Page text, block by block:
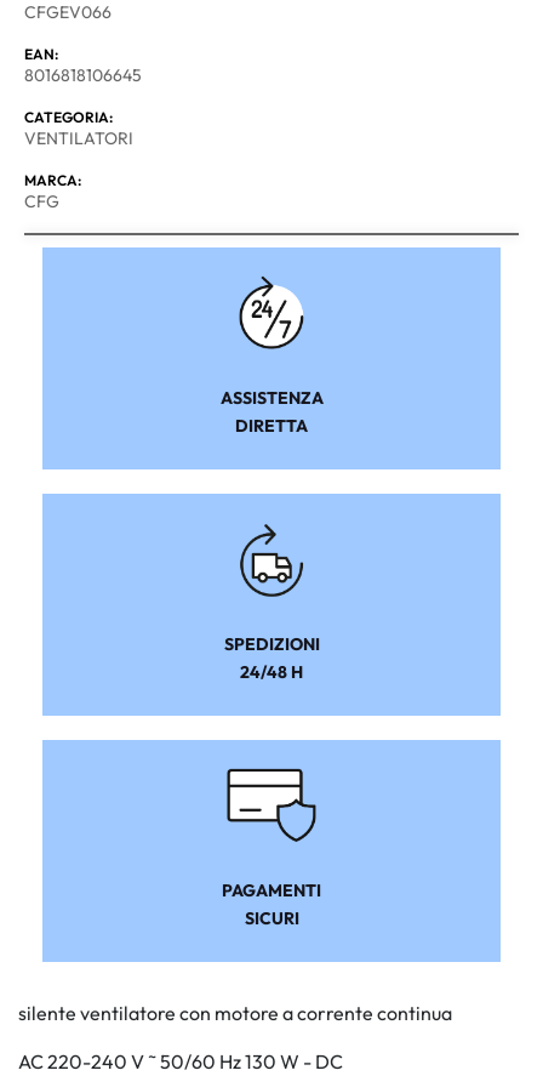
CFGEV066
EAN:
8016818106645
CATEGORIA:
VENTILATORI
MARCA:
CFG
ASSISTENZA
DIRETTA
SPEDIZIONI
24/48 H
PAGAMENTI
SICURI
silente ventilatore con motore a corrente continua
AC 220-240 V ˜ 50/60 Hz 130 W - DC